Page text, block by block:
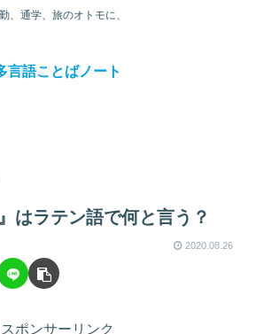
、通学、旅のオトモに、
言語ことばノート
はラテン語で何と言う？
2020.08.26
スポンサーリンク